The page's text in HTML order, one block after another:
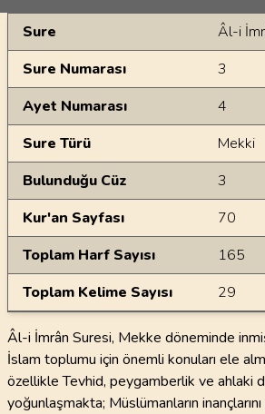
Genel Bilgiler
Sure
Âl-i
Sure Numarası
3
Ayet Numarası
4
Sure Türü
Mekki
Bulunduğu Cüz
3
Kur'an Sayfası
70
Toplam Harf Sayısı
165
Toplam Kelime Sayısı
29
Âl-i İmrân Suresi, Mekke döneminde
İslam toplumu için önemli konuları ele
özellikle Tevhid, peygamberlik ve ahlaki
yoğunlaşmakta; Müslümanların